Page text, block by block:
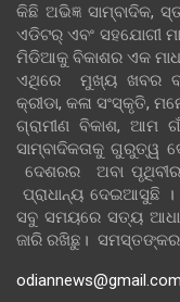
କିଛି ଅଭିଜ୍ଞ ସାମ୍ବାଦିକ,
ଏଡିଟର୍ ଏବଂ ସହଯୋଗୀ
ମିଡିଆକୁ ବିକାଶର ଏକ
ଏଥିରେ ମୁଖ୍ୟ ଖବର
କ୍ରୀଡା, କଳା ସଂସ୍କୃତି,
ଗ୍ରାମୀଣ ବିକାଶ,
ସାମ୍ବାଦିକତାକୁ ଗୁରୁତ୍ୱ
ଦେଶରର ଅବା
ପ୍ରାଧାନ୍ୟ ଦେଇଆସୁଛି
ସବୁ ସମୟରେ ସତ୍ୟ
ଜାରି ରଖିଛୁ।
odiannews@gmail.com